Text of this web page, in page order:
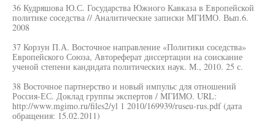
36 Кудряшова Ю.С. Государства Южного Кавказа в Европейской
политике соседства // Аналитические записки МГИМО. Вып.6.
2008
37 Корзун П.А. Восточное направление «Политики соседства»
Европейского Союза, Автореферат диссертации на соискание
ученой степени кандидата политических наук. М., 2010. 25 с.
38 Восточное партнерство и новый импульс для отношений
Россия-ЕС. Доклад группы экспертов / МГИМО. URL:
http://www.mgimo.ru/files2/yl 1 2010/169939/ruseu-rus.pdf (дата
обращения: 15.02.2011)